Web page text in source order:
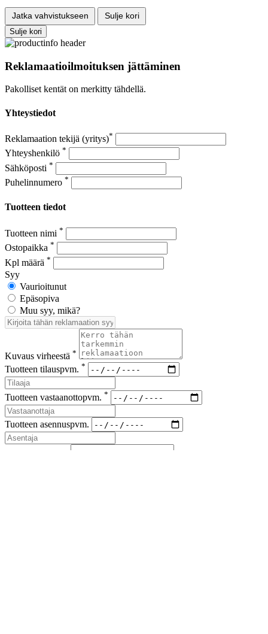
Jatka vahvistukseen
Sulje kori
Sulje kori
Reklamaatioilmoituksen jättäminen
Pakolliset kentät on merkitty tähdellä.
Yhteystiedot
Reklamaation tekijä (yritys)*
Yhteyshenkilö *
Sähköposti *
Puhelinnumero *
Tuotteen tiedot
Tuotteen nimi *
Ostopaikka *
Kpl määrä *
Syy
Vaurioitunut
Epäsopiva
Muu syy, mikä?
Kuvaus virheestä *
Tuotteen tilauspvm. *
Tuotteen vastaanottopvm. *
Tuotteen asennuspvm.